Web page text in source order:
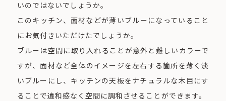
いのではないでしょうか。
このキッチン、面材などが薄いブルーになっていること
にお気付きいただけたでしょうか。
ブルーは空間に取り入れることが意外と難しいカラーで
すが、面材など全体のイメージを左右する箇所を薄く淡
いブルーにし、キッチンの天板をナチュラルな木目にす
ることで違和感なく空間に調和させることができます。